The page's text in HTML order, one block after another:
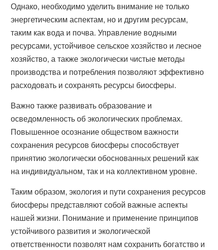
Однако, необходимо уделить внимание не только
энергетическим аспектам, но и другим ресурсам,
таким как вода и почва. Управление водными
ресурсами, устойчивое сельское хозяйство и лесное
хозяйство, а также экологически чистые методы
производства и потребления позволяют эффективно
расходовать и сохранять ресурсы биосферы.
Важно также развивать образование и
осведомленность об экологических проблемах.
Повышенное осознание обществом важности
сохранения ресурсов биосферы способствует
принятию экологически обоснованных решений как
на индивидуальном, так и на коллективном уровне.
Таким образом, экология и пути сохранения ресурсов
биосферы представляют собой важные аспекты
нашей жизни. Понимание и применение принципов
устойчивого развития и экологической
ответственности позволят нам сохранить богатство и